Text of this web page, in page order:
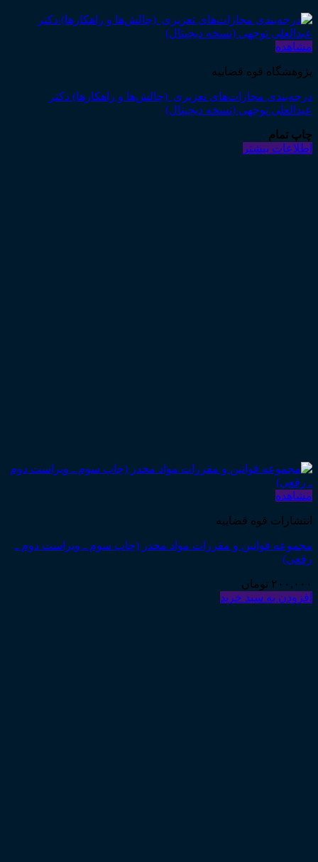
مشاهده
پژوهشگاه قوه قضاییه
درجه‌بندی مجازات‌های تعزیری (چالش‌ها و راهکارها) دکتر
عبدالعلی توجهی (نسخه دیجیتال)
چاپ تمام
اطلاعات بیشتر
مشاهده
انتشارات قوه قضاییه
مجموعه قوانین و مقررات مواد مخدر (چاپ سوم ـ ویراست دوم ـ
رقعی)
۲۰۰,۰۰۰ تومان
افزودن به سبد خرید